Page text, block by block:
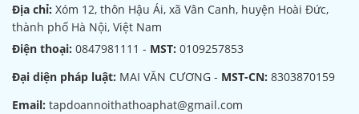
Địa chỉ: Xóm 12, thôn Hậu Ái, xã Vân Canh, huyện Hoài Đức,
thành phố Hà Nội, Việt Nam
Điện thoại: 0847981111 - MST: 0109257853
Đại diện pháp luật: MAI VĂN CƯƠNG - MST-CN: 8303870159
Email: tapdoannoithathoaphat@gmail.com